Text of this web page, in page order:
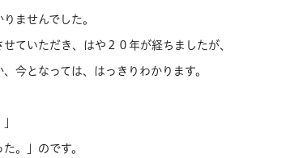
ませんでした。
せていただき、はや２０年が経ちましたが、
今となっては、はっきりわかります。
。」のです。